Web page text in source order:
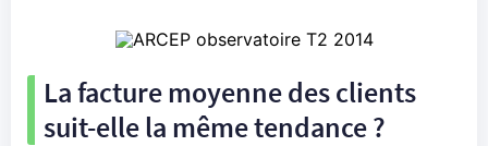
La facture moyenne des clients
suit-elle la même tendance ?